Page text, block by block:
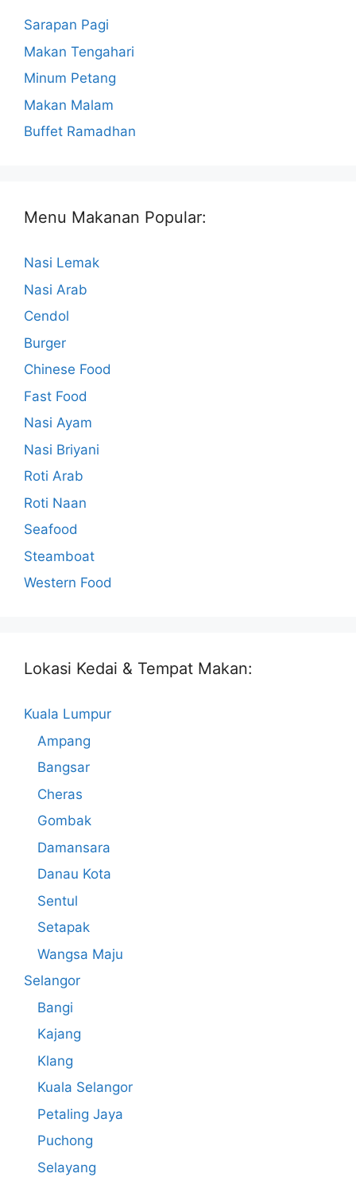
Sarapan Pagi
Makan Tengahari
Minum Petang
Makan Malam
Buffet Ramadhan
Menu Makanan Popular:
Nasi Lemak
Nasi Arab
Cendol
Burger
Chinese Food
Fast Food
Nasi Ayam
Nasi Briyani
Roti Arab
Roti Naan
Seafood
Steamboat
Western Food
Lokasi Kedai & Tempat Makan:
Kuala Lumpur
Ampang
Bangsar
Cheras
Gombak
Damansara
Danau Kota
Sentul
Setapak
Wangsa Maju
Selangor
Bangi
Kajang
Klang
Kuala Selangor
Petaling Jaya
Puchong
Selayang